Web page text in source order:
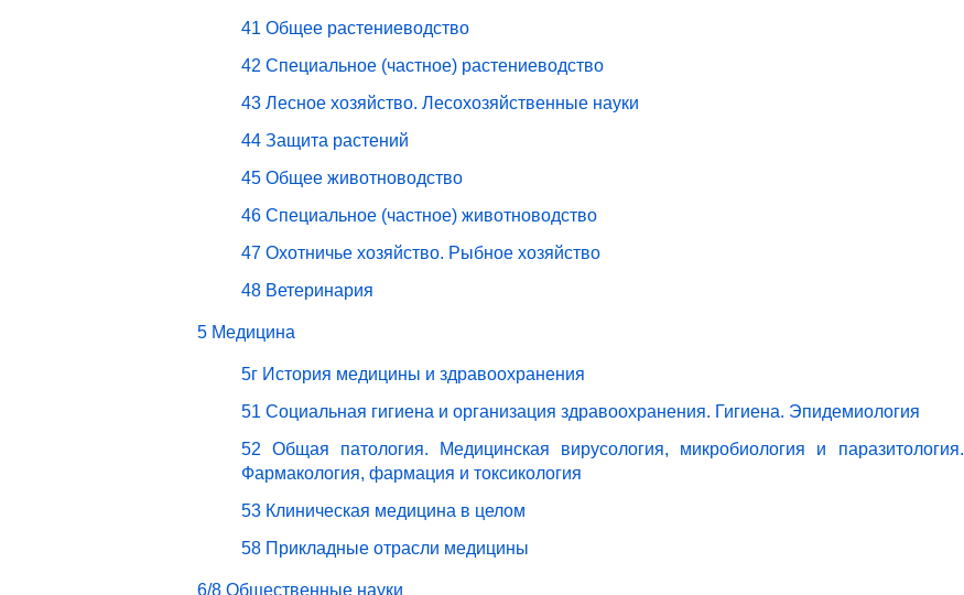
41 Общее растениеводство
42 Специальное (частное) растениеводство
43 Лесное хозяйство. Лесохозяйственные науки
44 Защита растений
45 Общее животноводство
46 Специальное (частное) животноводство
47 Охотничье хозяйство. Рыбное хозяйство
48 Ветеринария
5 Медицина
5г История медицины и здравоохранения
51 Социальная гигиена и организация здравоохранения. Гигиена. Эпидемиология
52 Общая патология. Медицинская вирусология, микробиология и паразитология.
Фармакология, фармация и токсикология
53 Клиническая медицина в целом
58 Прикладные отрасли медицины
6/8 Общественные науки